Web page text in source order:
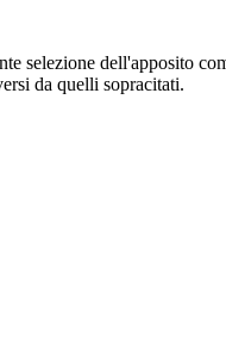
selezione dell'apposito
da quelli sopracitati.